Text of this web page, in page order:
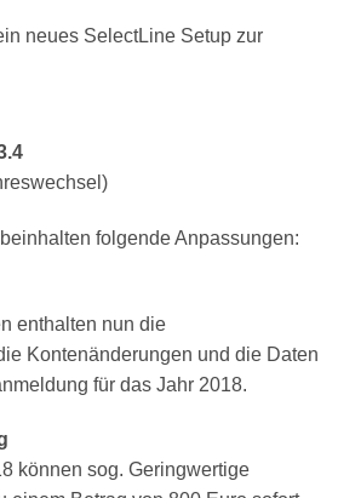
neues SelectLine Setup zur
folgende Anpassungen:
enthalten nun die
Kontenänderungen und die Daten
für das Jahr 2018.
können sog. Geringwertige